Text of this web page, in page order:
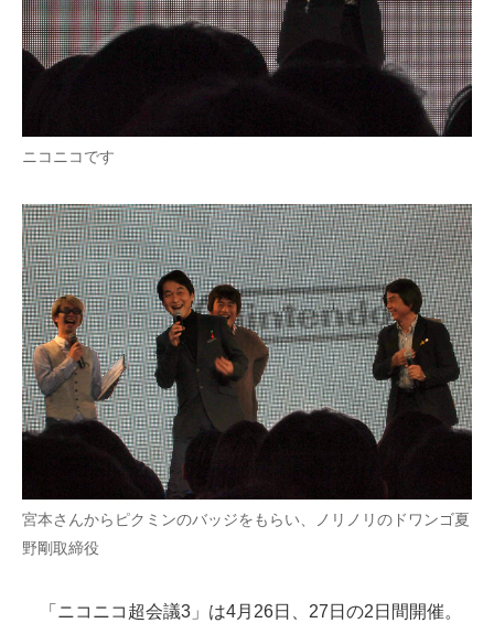
ニコニコです
宮本さんからピクミンのバッジをもらい、ノリノリのドワンゴ夏
野剛取締役
「ニコニコ超会議3」は4月26日、27日の2日間開催。